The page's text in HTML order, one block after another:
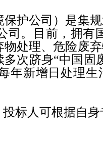
护公司）是集
司。目前，拥
处理、危险废
次跻身“中国固
年新增日处理生
标人可根据自